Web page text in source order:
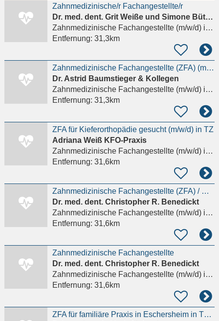
Zahnmedizinische/r Fachangestellte/r
Dr. med. dent. Grit Weiße und Simone Büttner GbR
Zahnmedizinische Fachangestellte (m/w/d)in Heppenheim (Bergstraße)
Entfernung: 31,3km
Zahnmedizinische Fachangestellte (ZFA) (m/w/d) - Wertschätzung und sehr gutes Gehalt in Kronberg
Dr. Astrid Baumstieger & Kollegen
Zahnmedizinische Fachangestellte (m/w/d)in Kronberg im Taunus
Entfernung: 31,3km
ZFA für Kieferorthopädie gesucht (m/w/d) in TZ
Adriana Weiß KFO-Praxis
Zahnmedizinische Fachangestellte (m/w/d)in Frankfurt am Main
Entfernung: 31,6km
Zahnmedizinische Fachangestellte (ZFA) / MFA / ZMF als Behandlungsassistenz (m/w/d) –
Dr. med. dent. Christopher R. Benedickt
Zahnmedizinische Fachangestellte (m/w/d)in Frankfurt am Main
Entfernung: 31,6km
Zahnmedizinische Fachangestellte
Dr. med. dent. Christopher R. Benedickt
Zahnmedizinische Fachangestellte (m/w/d)in Frankfurt am Main
Entfernung: 31,6km
ZFA für familiäre Praxis in Eschersheim in TZ ab sofort gesucht